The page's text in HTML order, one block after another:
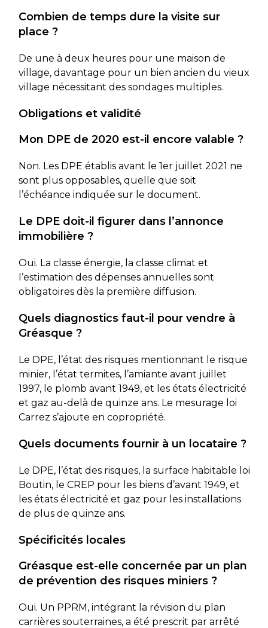
Combien de temps dure la visite sur
place ?
De une à deux heures pour une maison de
village, davantage pour un bien ancien du vieux
village nécessitant des sondages multiples.
Obligations et validité
Mon DPE de 2020 est-il encore valable ?
Non. Les DPE établis avant le 1er juillet 2021 ne
sont plus opposables, quelle que soit
l’échéance indiquée sur le document.
Le DPE doit-il figurer dans l’annonce
immobilière ?
Oui. La classe énergie, la classe climat et
l’estimation des dépenses annuelles sont
obligatoires dès la première diffusion.
Quels diagnostics faut-il pour vendre à
Gréasque ?
Le DPE, l’état des risques mentionnant le risque
minier, l’état termites, l’amiante avant juillet
1997, le plomb avant 1949, et les états électricité
et gaz au-delà de quinze ans. Le mesurage loi
Carrez s’ajoute en copropriété.
Quels documents fournir à un locataire ?
Le DPE, l’état des risques, la surface habitable loi
Boutin, le CREP pour les biens d’avant 1949, et
les états électricité et gaz pour les installations
de plus de quinze ans.
Spécificités locales
Gréasque est-elle concernée par un plan
de prévention des risques miniers ?
Oui. Un PPRM, intégrant la révision du plan
carrières souterraines, a été prescrit par arrêté